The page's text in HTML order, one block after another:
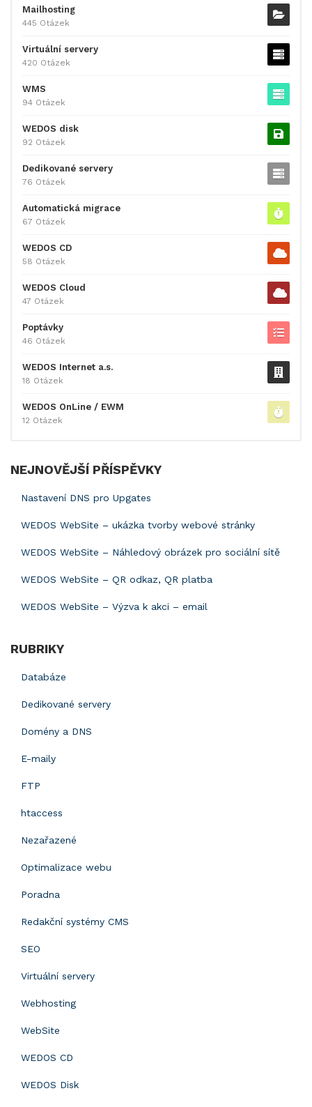
Mailhosting
445 Otázek
Virtuální servery
420 Otázek
WMS
94 Otázek
WEDOS disk
92 Otázek
Dedikované servery
76 Otázek
Automatická migrace
67 Otázek
WEDOS CD
58 Otázek
WEDOS Cloud
47 Otázek
Poptávky
46 Otázek
WEDOS Internet a.s.
18 Otázek
WEDOS OnLine / EWM
12 Otázek
NEJNOVĚJŠÍ PŘÍSPĚVKY
Nastavení DNS pro Upgates
WEDOS WebSite – ukázka tvorby webové stránky
WEDOS WebSite – Náhledový obrázek pro sociální sítě
WEDOS WebSite – QR odkaz, QR platba
WEDOS WebSite – Výzva k akci – email
RUBRIKY
Databáze
Dedikované servery
Domény a DNS
E-maily
FTP
htaccess
Nezařazené
Optimalizace webu
Poradna
Redakční systémy CMS
SEO
Virtuální servery
Webhosting
WebSite
WEDOS CD
WEDOS Disk